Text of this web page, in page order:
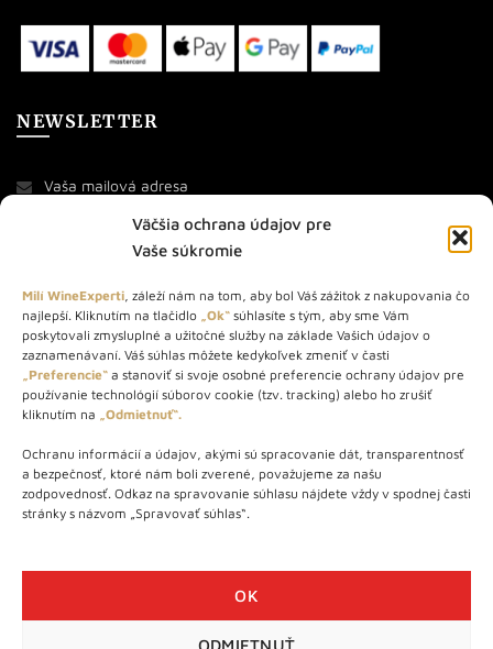
Väčšia ochrana údajov pre
Vaše súkromie
Milí WineExperti, záleží nám na tom, aby bol Váš zážitok z nakupovania čo
najlepší. Kliknutím na tlačidlo „Ok“ súhlasíte s tým, aby sme Vám
poskytovali zmysluplné a užitočné služby na základe Vašich údajov o
zaznamenávaní. Váš súhlas môžete kedykoľvek zmeniť v časti
„Preferencie“ a stanoviť si svoje osobné preferencie ochrany údajov pre
používanie technológií súborov cookie (tzv. tracking) alebo ho zrušiť
kliknutím na „Odmietnuť“.
Ochranu informácií a údajov, akými sú spracovanie dát, transparentnosť
a bezpečnosť, ktoré nám boli zverené, považujeme za našu
zodpovednosť. Odkaz na spravovanie súhlasu nájdete vždy v spodnej časti
stránky s názvom „Spravovať súhlas“.
OK
ODMIETNUŤ
NEWSLETTER
O NÁS
STORE – obchod s vínom a destilátmi od roku 2010. Na našej
webovej stránke predávame viac ako 1000+ značkových
produktov.
Info tel.: +421 917 779 888
Vínotéka: +421 917 888 879
Vínotéka: Bratislavská 49/B, Bratislava 841 06